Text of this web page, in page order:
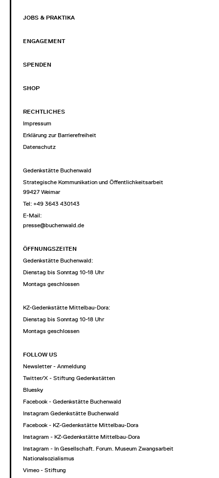
JOBS & PRAKTIKA
ENGAGEMENT
SPENDEN
SHOP
RECHTLICHES
Impressum
Erklärung zur Barrierefreiheit
Datenschutz
Gedenkstätte Buchenwald
Strategische Kommunikation und Öffentlichkeitsarbeit
99427 Weimar
Tel: +49 3643 430143
E-Mail:
presse@buchenwald.de
ÖFFNUNGSZEITEN
Gedenkstätte Buchenwald:
Dienstag bis Sonntag 10-18 Uhr
Montags geschlossen
KZ-Gedenkstätte Mittelbau-Dora:
Dienstag bis Sonntag 10-18 Uhr
Montags geschlossen
FOLLOW US
Newsletter - Anmeldung
Twitter/X - Stiftung Gedenkstätten
Bluesky
Facebook - Gedenkstätte Buchenwald
Instagram Gedenkstätte Buchenwald
Facebook - KZ-Gedenkstätte Mittelbau-Dora
Instagram - KZ-Gedenkstätte Mittelbau-Dora
Instagram - In Gesellschaft. Forum. Museum Zwangsarbeit im
Nationalsozialismus
Vimeo - Stiftung